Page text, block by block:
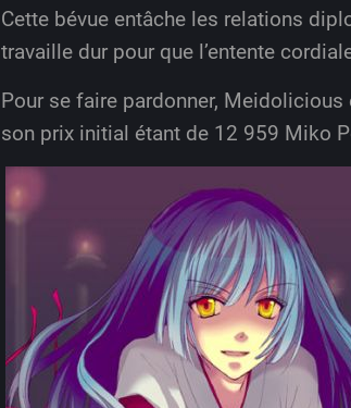
Cette bévue entâche les relations
travaille dur pour que l’entente
Pour se faire pardonner,
son prix initial étant de 12 959 Miko